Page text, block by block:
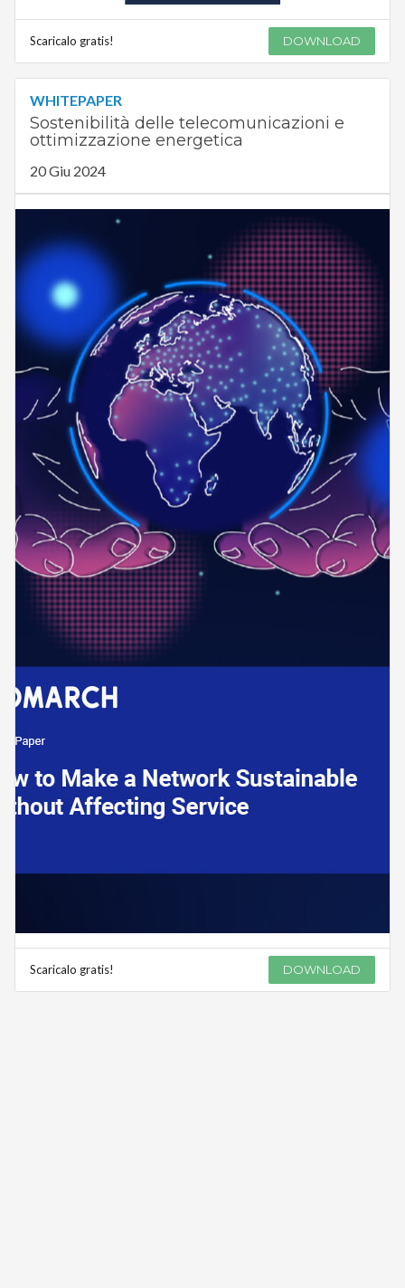
Scaricalo gratis! DOWNLOAD
WHITEPAPER
Sostenibilità delle telecomunicazioni e
ottimizzazione energetica
20 Giu 2024
Scaricalo gratis! DOWNLOAD